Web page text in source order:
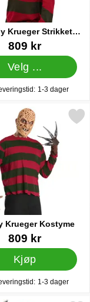
Krueger Strikket
Genser
43559
809 kr
Velg ...
På lager
1-3 dager
Krueger Kostyme
83909
809 kr
Kjøp
På lager
1-3 dager
freddy Krueger